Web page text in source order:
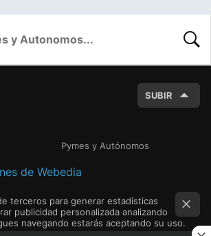
SUBIR
Pymes y Autónomos
de Webedia
terceros para generar estadísticas
publicidad personalizada analizando
navegando estarás aceptando su uso.